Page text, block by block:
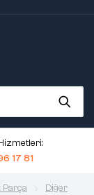
17 81
Diğer